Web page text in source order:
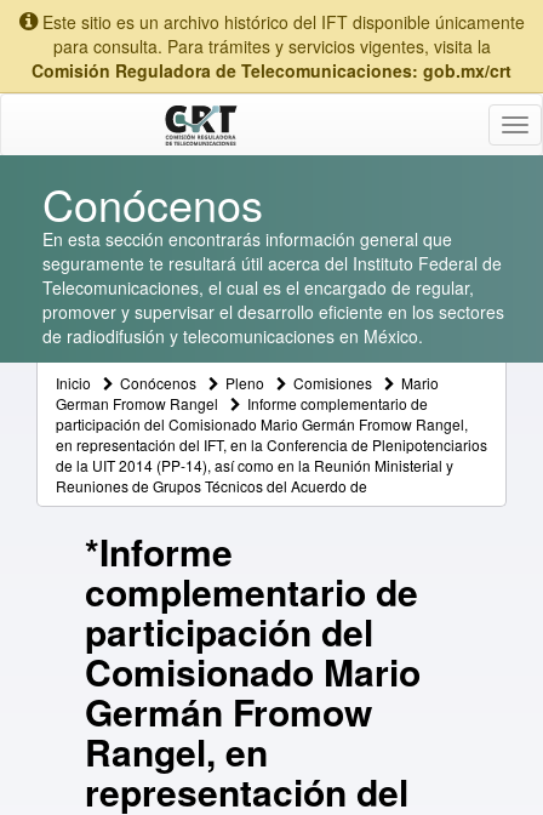
Este sitio es un archivo histórico del IFT disponible únicamente
para consulta. Para trámites y servicios vigentes, visita la
Comisión Reguladora de Telecomunicaciones: gob.mx/crt
Conócenos
En esta sección encontrarás información general que
seguramente te resultará útil acerca del Instituto Federal de
Telecomunicaciones, el cual es el encargado de regular,
promover y supervisar el desarrollo eficiente en los sectores
de radiodifusión y telecomunicaciones en México.
Inicio Conócenos Pleno Comisiones
Mario
German Fromow Rangel
Informe complementario de
participación del Comisionado Mario Germán Fromow Rangel,
en representación del IFT, en la Conferencia de Plenipotenciarios
de la UIT 2014 (PP-14), así como en la Reunión Ministerial y
Reuniones de Grupos Técnicos del Acuerdo de
*Informe
complementario de
participación del
Comisionado Mario
Germán Fromow
Rangel, en
representación del